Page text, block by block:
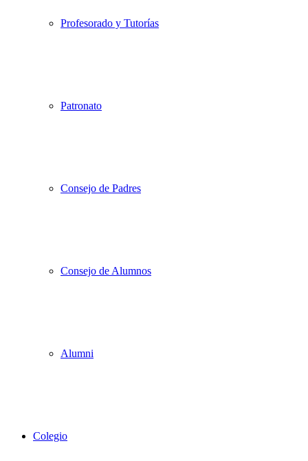
Profesorado y Tutorías
Patronato
Consejo de Padres
Consejo de Alumnos
Alumni
Colegio